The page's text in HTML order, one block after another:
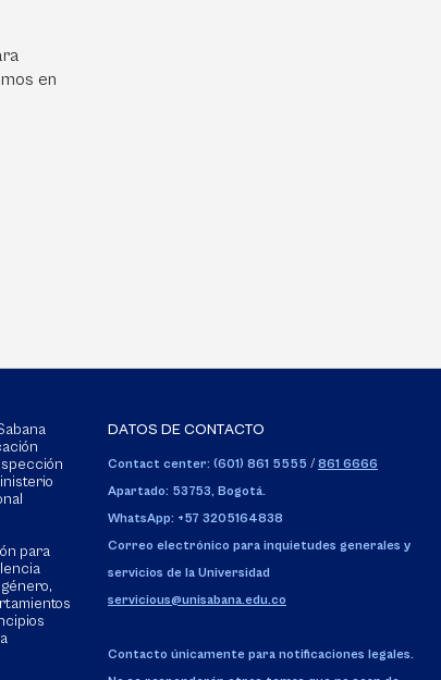
en
para
DATOS DE CONTACTO
Contact center: (601) 861 5555 / 861 6666
Apartado: 53753, Bogotá.
WhatsApp: +57 3205164838
Correo electrónico para inquietudes generales y
servicios de la Universidad
servicious@unisabana.edu.co
Contacto únicamente para notificaciones legales.